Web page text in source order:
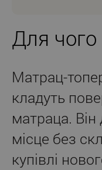
Для чого
Матрац-
кладуть
матраца.
місце без
купівлі